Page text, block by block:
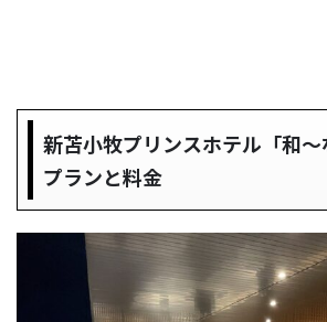
新苫小牧プリンスホテル「和
プランと料金